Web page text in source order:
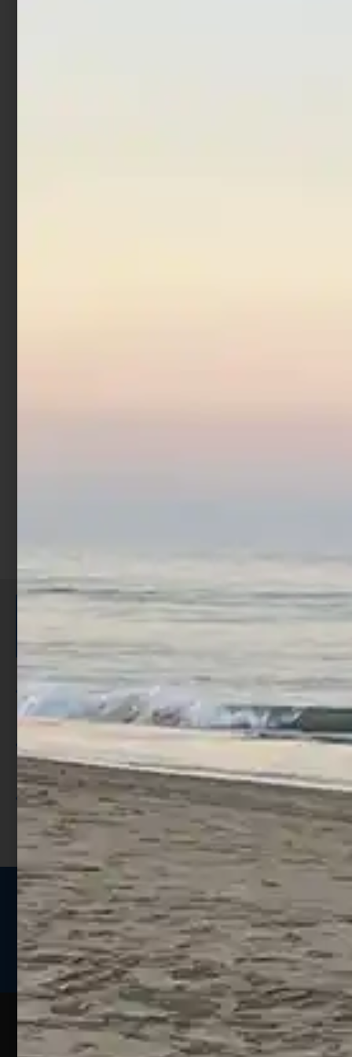
ISCRIVITI E RICEVI 3,50€ DI
Per ogni acquisto accumuli ulteriori
punti;
Utilizza i punti per ricevere uno
sconto;
I punti sono indicati nella pagina
prodotto;
Seguici sui social
Web
Pesca
EsperienzeAssistenza
Clienti
Contatti
Assistenza